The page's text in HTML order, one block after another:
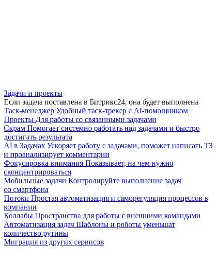
Задачи и проекты
Если задача поставлена в Битрикс24, она будет выполнена
Таск-менеджер Удобный таск-трекер с AI-помощником
Проекты Для работы со связанными задачами
Скрам Помогает системно работать над задачами и быстро
достигать результата
AI в Задачах Ускоряет работу с задачами, поможет написать ТЗ
и проанализирует комментарии
Фокусировка внимания Показывает, на чем нужно
сконцентрироваться
Мобильные задачи Контролируйте выполнение задач
со смартфона
Потоки Простая автоматизация и саморегуляция процессов в
компании
Коллабы Пространства для работы с внешними командами
Автоматизация задач Шаблоны и роботы уменьшат
количество рутины
Миграция из других сервисов